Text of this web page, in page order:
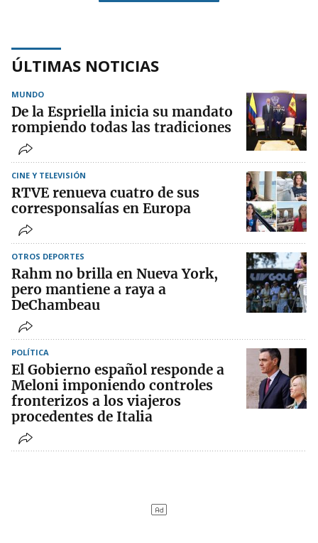
ÚLTIMAS NOTICIAS
MUNDO
De la Espriella inicia su mandato
rompiendo todas las tradiciones
CINE Y TELEVISIÓN
RTVE renueva cuatro de sus
corresponsalías en Europa
OTROS DEPORTES
Rahm no brilla en Nueva York,
pero mantiene a raya a
DeChambeau
POLÍTICA
El Gobierno español responde a
Meloni imponiendo controles
fronterizos a los viajeros
procedentes de Italia